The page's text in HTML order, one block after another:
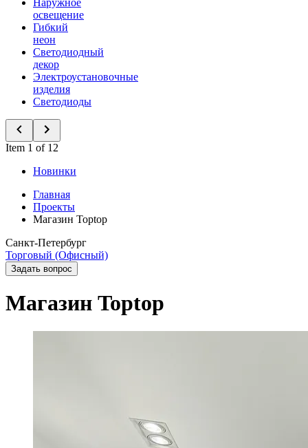
Наружное
освещение
Гибкий
неон
Светодиодный
декор
Электроустановочные
изделия
Светодиоды
Item 1 of 12
Новинки
Главная
Проекты
Магазин Toptop
Санкт-Петербург
Торговый (Офисный)
Задать вопрос
Магазин Toptop